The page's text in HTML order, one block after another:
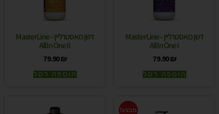
דשן מאסטרליין – MasterLine
All In One I
79.90₪
הוספה לסל
דשן מאסטרליין – MasterLine
All In One II
79.90₪
הוספה לסל
מבצע!